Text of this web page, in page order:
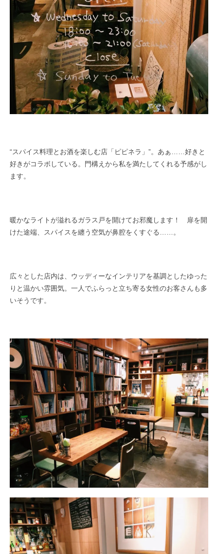
“スパイス料理とお酒を楽しむ店「ピピネラ」”。あぁ……好きと
好きがコラボしている。門構えから私を満たしてくれる予感がし
ます。
暖かなライトが溢れるガラス戸を開けてお邪魔します！ 扉を開
けた途端、スパイスを纏う空気が鼻腔をくすぐる……。
広々とした店内は、ウッディーなインテリアを基調としたゆった
りと温かい雰囲気。一人でふらっと立ち寄る女性のお客さんも多
いそうです。